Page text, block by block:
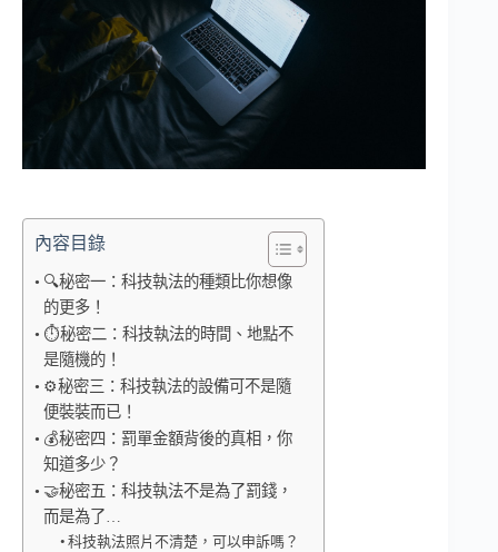
內容目錄
🔍秘密一：科技執法的種類比你想像
的更多！
⏱️秘密二：科技執法的時間、地點不
是隨機的！
⚙️秘密三：科技執法的設備可不是隨
便裝裝而已！
💰秘密四：罰單金額背後的真相，你
知道多少？
🤝秘密五：科技執法不是為了罰錢，
而是為了…
科技執法照片不清楚，可以申訴嗎？